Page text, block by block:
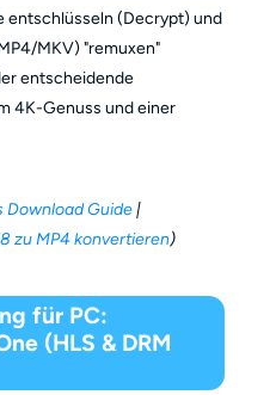
entschlüsseln (Decrypt) und
MKV) "remuxen"
entscheidende
4K-Genuss und einer
Download Guide|
zu MP4 konvertieren)
für PC:
(HLS & DRM